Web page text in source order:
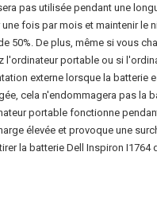
pas utilisée pendant une
fois par mois et maintenir le
50%. De plus, même si vous
l'ordinateur portable ou si
externe lorsque la batterie
cela n'endommagera pas la
portable fonctionne
élevée et provoque une
la batterie Dell Inspiron I1764